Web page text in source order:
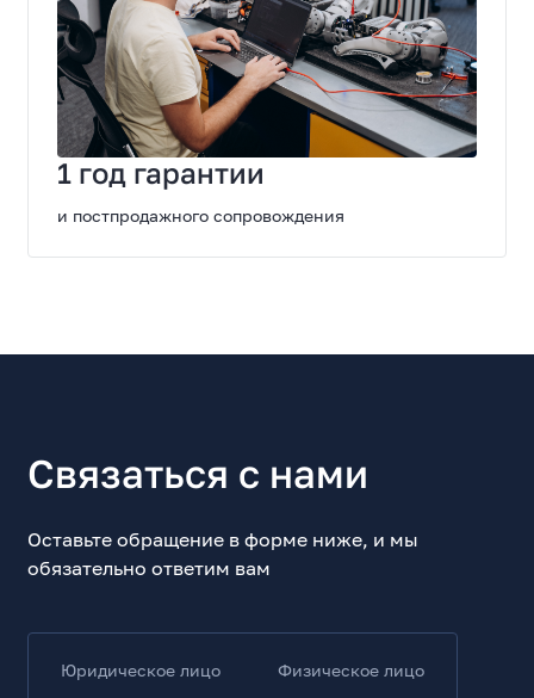
1 год гарантии
и постпродажного сопровождения
Связаться с нами
Оставьте обращение в форме ниже, и мы
обязательно ответим вам
Юридическое лицо Физическое лицо